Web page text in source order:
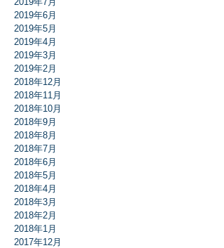
2019年6月
2019年5月
2019年4月
2019年3月
2019年2月
2018年12月
2018年11月
2018年10月
2018年9月
2018年8月
2018年7月
2018年6月
2018年5月
2018年4月
2018年3月
2018年2月
2018年1月
2017年12月